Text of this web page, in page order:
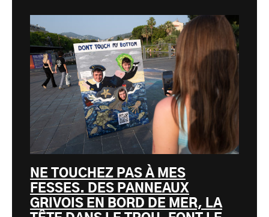
NE TOUCHEZ PAS À MES
FESSES. DES PANNEAUX
GRIVOIS EN BORD DE MER, LA